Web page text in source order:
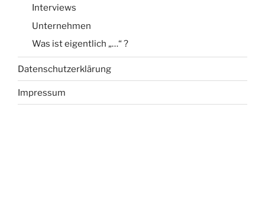
Interviews
Unternehmen
Was ist eigentlich „…“ ?
Datenschutzerklärung
Impressum